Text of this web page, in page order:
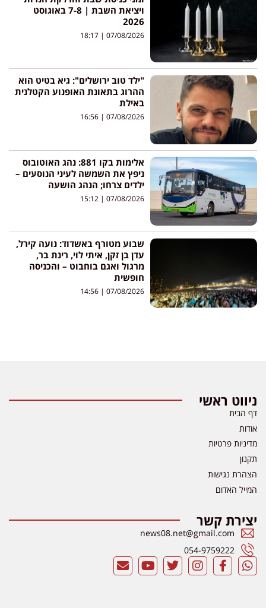
ויציאת השבת | 7-8 באוגוסט
2026
07/08/2026
"ילד טוב ירושלים": גיא בטיט הוא
ההרוג בתאונת האופנוע הקטלנית
באילת
07/08/2026
אלימות בקו 881: נהג האוטובוס
ניפץ את השמשה לעיני הנוסעים –
ילדים צרחו; הנהג הושעה
07/08/2026
שבוע מטורף באשדוד: נועה קירל,
עדן בן זקן, איתי לוי, רינת בר,
מרגול ואגם בוחבוט – והכניסה
חופשית
07/08/2026
ניווט ראשי
דף הבית
אודות
מדיניות פרטיות
תקנון
הצהרת נגישות
המייל האדום
יצירת קשר
news08.net@gmail.com
054-9759222